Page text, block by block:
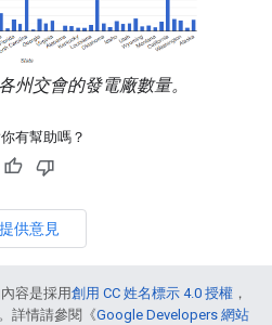
州交會的發電廠數量。
有幫助嗎？
提供意見
容是採用創用 CC 姓名標示 4.0 授權 ，
。詳情請參閱《Google Developers 網站